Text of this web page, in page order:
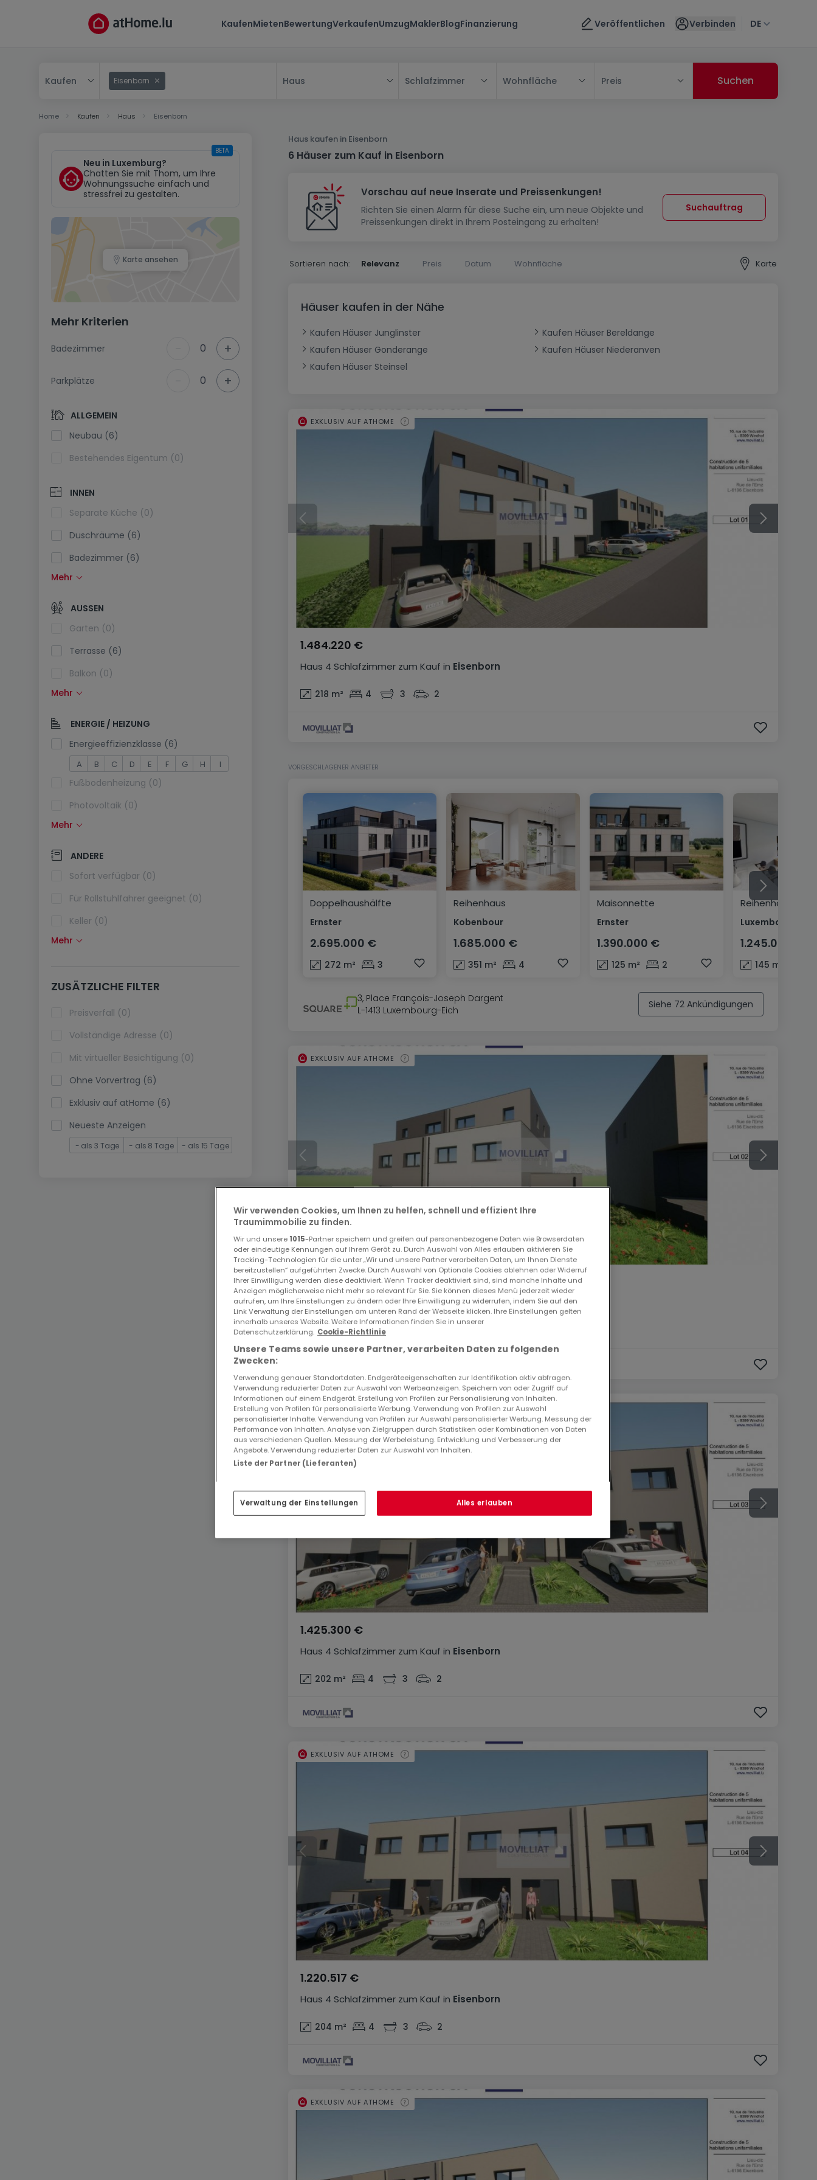
KaufenMietenBewertungVerkaufenUmzugMaklerBlogFinanzierung Veröffentlichen Verbinden DE
Kaufen Eisenborn Haus
Haus
Reihenhaus
Doppelhaushälfte
Herrenhaus
Landhaus
Bungalow
Ferienunterkunft
Wohnung
Schlafzimmer
1-Zimmer-Apartment
Maisonnette
Erdgeschoss
Wohnanlage
Wohnsiedlung
Haus bauen
Musterhaus
Renditeobjekt
Gewerbliches Grundstück
Garage - Parkplatz
Gewerbe
Geschäft
Restaurant
Lagerfläche
Landwirtschaftlicher Betrieb
Schlafzimmer Wohnfläche Preis
Home Kaufen Haus Eisenborn
Haus kaufen in Eisenborn
6 Häuser zum Kauf in Eisenborn
Vorschau auf neue Inserate und Preissenkungen!
Richten Sie einen Alarm für diese Suche ein, um neue Objekte und
Preissenkungen direkt in Ihrem Posteingang zu erhalten!
Suchauftrag
Sortieren nach: Relevanz Preis Datum Wohnfläche Karte
Häuser kaufen in der Nähe
Kaufen Häuser Junglinster
Kaufen Häuser Bereldange
Kaufen Häuser Gonderange
Kaufen Häuser Niederanven
Kaufen Häuser Steinsel
Haus 4 Schlafzimmer zum Kauf in Eisenborn
1.484.220 €
218 m² 4 3 2
EXKLUSIV AUF ATHOME
VORGESCHLAGENER ANBIETER
Doppelhaushälfte
Ernster
2.695.000 €
272 m² 3
Reihenhaus
Kobenbour
1.685.000 €
351 m² 4
Maisonnette
Ernster
1.390.000 €
125 m² 2
Reihenhaus
1.245.000 €
145 m²
3, Place François-Joseph Dargent
L-1413 Luxembourg-Eich
Siehe 72 Ankündigungen
Haus 4 Schlafzimmer zum Kauf inEisenborn
1.477.571 €
218 m² 4
EXKLUSIV AUF ATHOME
Haus 4 Schlafzimmer zum Kauf in Eisenborn
1.425.300 €
202 m² 4 3 2
EXKLUSIV AUF ATHOME
Haus 4 Schlafzimmer zum Kauf in Eisenborn
1.220.517 €
204 m² 4 3 2
EXKLUSIV AUF ATHOME
EXKLUSIV AUF ATHOME
Neu in Luxemburg?
Chatten Sie mit Thom, um Ihre
Wohnungssuche einfach und
stressfrei zu gestalten.
BETA
Karte ansehen
Mehr Kriterien
Badezimmer 0 +
Parkplätze 0 +
ALLGEMEIN
Neubau (6)
Bestehendes Eigentum (0)
INNEN
Separate Küche (0)
Duschräume (6)
Badezimmer (6)
Einbauküche (0)
Offene Küche (0)
Separate Toilette (0)
Mehr
AUSSEN
Garten (0)
Terrasse (6)
Balkon (0)
Schwimmbecken (0)
Südlage (0)
Stromanschluss am Parkplatz (0)
Mehr
ENERGIE / HEIZUNG
Energieeffizienzklasse (6)
A B C D E F G H I
Fußbodenheizung (0)
Photovoltaik (0)
Solarzellen (0)
Wärmepumpe (0)
Klimaanlagen (0)
Glasfaser (0)
Mehr
ANDERE
Sofort verfügbar (0)
Für Rollstuhlfahrer geeignet (0)
Keller (0)
Dachboden (0)
Fahrstuhl (0)
immobilienleibrente (0)
Ferienimmobilien (0)
Mehr
ZUSÄTZLICHE FILTER
Preisverfall (0)
Vollständige Adresse (0)
Mit virtueller Besichtigung (0)
Ohne Vorvertrag (6)
Exklusiv auf atHome (6)
Neueste Anzeigen
- als 3 Tage - als 8 Tage - als 15 Tage
Wir verwenden Cookies, um Ihnen zu helfen, schnell und effizient Ihre
Traumimmobilie zu finden.
Wir und unsere 1015-Partner speichern und greifen auf personenbezogene Daten wie Browserdaten
oder eindeutige Kennungen auf Ihrem Gerät zu. Durch Auswahl von Alles erlauben aktivieren Sie
Tracking-Technologien für die unter „Wir und unsere Partner verarbeiten Daten, um Ihnen Dienste
bereitzustellen“ aufgeführten Zwecke. Durch Auswahl von Optionale Cookies ablehnen oder Widerruf
Ihrer Einwilligung werden diese deaktiviert. Wenn Tracker deaktiviert sind, sind manche Inhalte und
Anzeigen möglicherweise nicht mehr so relevant für Sie. Sie können dieses Menü jederzeit wieder
aufrufen, um Ihre Einstellungen zu ändern oder Ihre Einwilligung zu widerrufen, indem Sie auf den
Link Verwaltung der Einstellungen am unteren Rand der Webseite klicken. Ihre Einstellungen gelten
innerhalb unseres Website. Weitere Informationen finden Sie in unserer
Datenschutzerklärung. Cookie-Richtlinie
Unsere Teams sowie unsere Partner, verarbeiten Daten zu folgenden
Zwecken:
Verwendung genauer Standortdaten. Endgeräteeigenschaften zur Identifikation aktiv abfragen.
Verwendung reduzierter Daten zur Auswahl von Werbeanzeigen. Speichern von oder Zugriff auf
Informationen auf einem Endgerät. Erstellung von Profilen zur Personalisierung von Inhalten.
Erstellung von Profilen für personalisierte Werbung. Verwendung von Profilen zur Auswahl
personalisierter Inhalte. Verwendung von Profilen zur Auswahl personalisierter Werbung. Messung der
Performance von Inhalten. Analyse von Zielgruppen durch Statistiken oder Kombinationen von Daten
aus verschiedenen Quellen. Messung der Werbeleistung. Entwicklung und Verbesserung der
Angebote. Verwendung reduzierter Daten zur Auswahl von Inhalten.
Liste der Partner (Lieferanten)
Verwaltung der Einstellungen Alles erlauben